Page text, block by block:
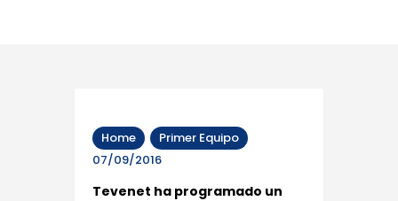
Home
Primer Equipo
07/09/2016
Tevenet ha programado un